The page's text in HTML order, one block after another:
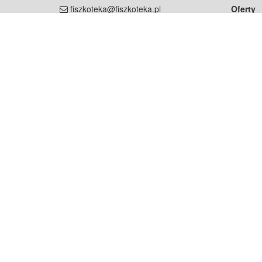
fiszkoteka@fiszkoteka.pl
Oferty